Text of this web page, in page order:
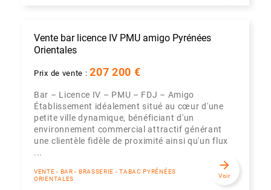
Vente bar licence IV PMU amigo Pyrénées
Orientales
Prix de vente :207 200 €
Bar – Licence IV – PMU – FDJ – Amigo
Établissement idéalement situé au cœur d'une
petite ville dynamique, bénéficiant d'un
environnement commercial attractif générant
une clientèle fidèle de proximité ainsi qu'un flux
...
VENTE - BAR - BRASSERIE - TABAC PYRÉNÉES
ORIENTALES
arrow_forward
Voir